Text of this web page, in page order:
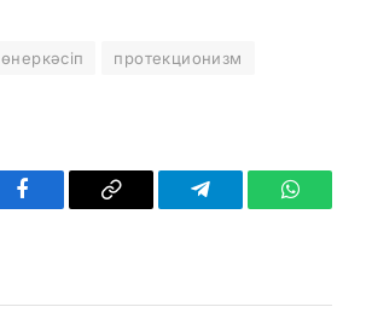
өнеркәсіп
протекционизм
Facebook Copy
Telegram WhatsApp